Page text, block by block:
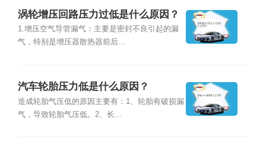
涡轮增压回路压力过低是什么原因？
1.增压空气导管漏气：主要是密封不良引起的漏
气，特别是增压器散热器前后...
汽车轮胎压力低是什么原因？
造成轮胎气压低的原因主要有：1、轮胎有破损漏
气，导致轮胎气压低。2、长...